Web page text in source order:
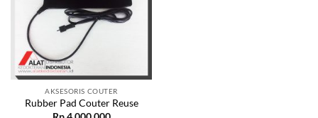
AKSESORIS COUTER
Rubber Pad Couter Reuse